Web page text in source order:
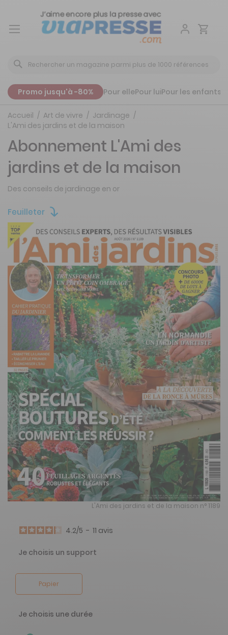
Aller
Promo jusqu'à -80% Pour ellePour luiPour les enfants
Accueil Art de vivre
Jardinage
L'Ami des jardins et de la maison
Feuilleter
L'Ami des jardins et de la maison n° 1189
Abonnement L'Ami des
jardins et de la maison
Des conseils de jardinage en or
4.2/5 - 11 avis
Je choisis un support
Papier
Je choisis une durée